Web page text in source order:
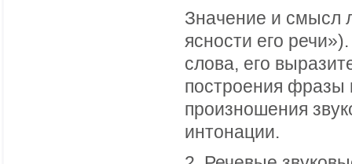
Значение и смысл
ясности его
слова, его
построения фразы
произношения
интонации.